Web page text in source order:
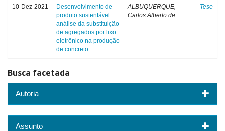
10-Dez-2021
Desenvolvimento de
produto sustentável:
análise da substituição
de agregados por lixo
eletrônico na produção
de concreto
ALBUQUERQUE,
Carlos Alberto de
Tese
Busca facetada
Autoria
Assunto